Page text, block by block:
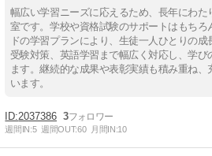
幅広い学習ニーズに応えるため、長年にわ
室です。学校や資格試験のサポートはもちろ
ドの学習プランにより、生徒一人ひとりの
受験対策、英語学習まで幅広く対応し、学
ます。継続的な成果や表彰実績も積み重ね
います。
2037386 3
週間IN:5 週間OUT:60 月間IN:10